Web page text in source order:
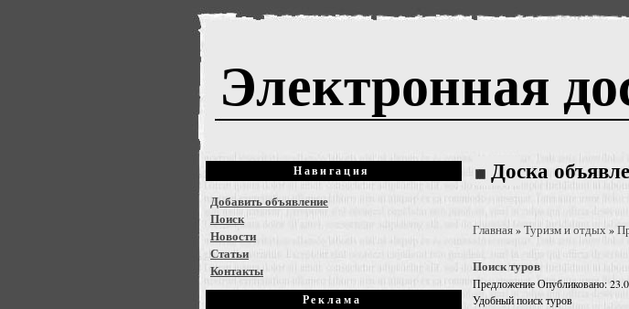
Электронная
Навигация
Добавить объявление
Поиск
Новости
Статьи
Контакты
Реклама
Доска
Главная»Туризм и отдых»
Поиск туров
ПредложениеОпубликовано:
Удобный поиск туров